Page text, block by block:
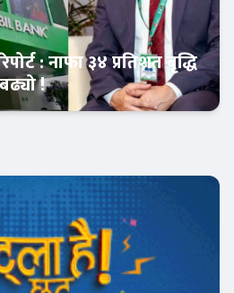
: नाफा ३४ प्रतिशत बृद्धि
!